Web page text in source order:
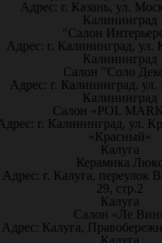
Адрес: г. Казань, ул.
Калининград
"Салон
Адрес: г. Калининград, ул.
Калининград
Салон "Соло
Адрес: г. Калининград, ул.
Калининград
Салон «POL
г. Калининград, ул.
«Красный»
Калуга
Керамика Люкс
Адрес: г. Калуга, переулок
29, стр.2
Калуга
Салон «Ле
Адрес: Калуга,
Калуга